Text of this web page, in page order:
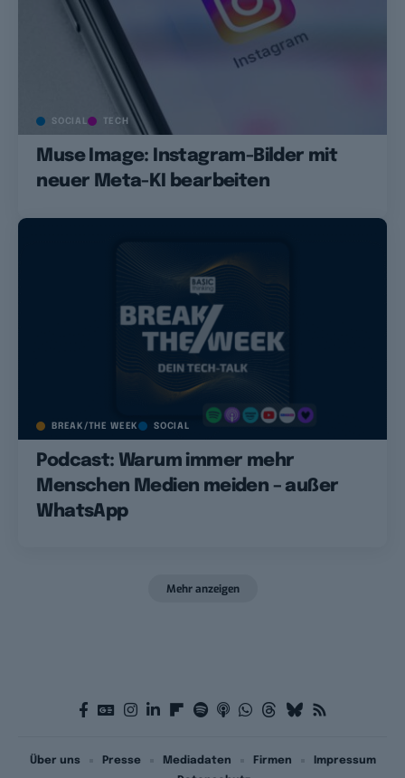
SOCIAL TECH
Muse Image: Instagram-Bilder mit
neuer Meta-KI bearbeiten
BREAK/THE WEEK SOCIAL
Podcast: Warum immer mehr
Menschen Medien meiden – außer
WhatsApp
Mehr anzeigen
Über uns Presse Mediadaten Firmen
Impressum